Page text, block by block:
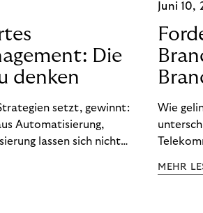
Die
denken
setzt, gewinnt:
Automatisierung,
lassen sich nicht
wie Recovery-
Juni 10,
Wie
wirksam
MEHR